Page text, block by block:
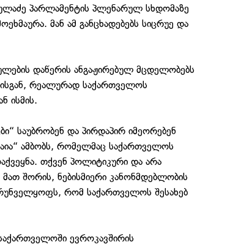
პარლამენტის პლენარულ სხდომაზე
მან ამ განცხადებებს სიცრუე და
დაწერის ანგაჟირებულ მცდელობებს
რეალურად საქართველოს
ისმის.
საუბრობენ და პირდაპირ იმეორებენ
ამბობს, რომელმაც საქართველოს
თქვენ პოლიტიკური და არა
შორის, ნებისმიერი კანონმდებლობის
რომ საქართველოს შესახებ
ევროკავშირის